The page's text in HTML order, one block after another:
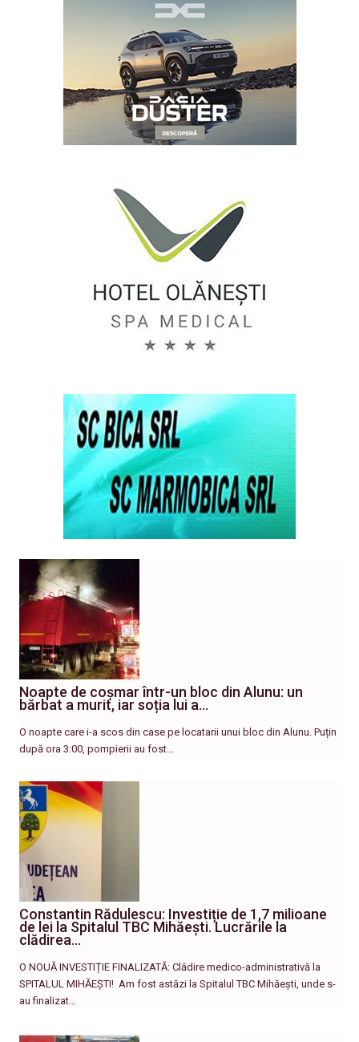
Noapte de coșmar într-un bloc din Alunu: un
bărbat a murit, iar soția lui a…
O noapte care i-a scos din case pe locatarii unui bloc din Alunu. Puțin
după ora 3:00, pompierii au fost…
Constantin Rădulescu: Investiție de 1,7 milioane
de lei la Spitalul TBC Mihăești. Lucrările la
clădirea…
O NOUĂ INVESTIȚIE FINALIZATĂ: Clădire medico-administrativă la
SPITALUL MIHĂEȘTI! ​ Am fost astăzi la Spitalul TBC Mihăești, unde s-
au finalizat…